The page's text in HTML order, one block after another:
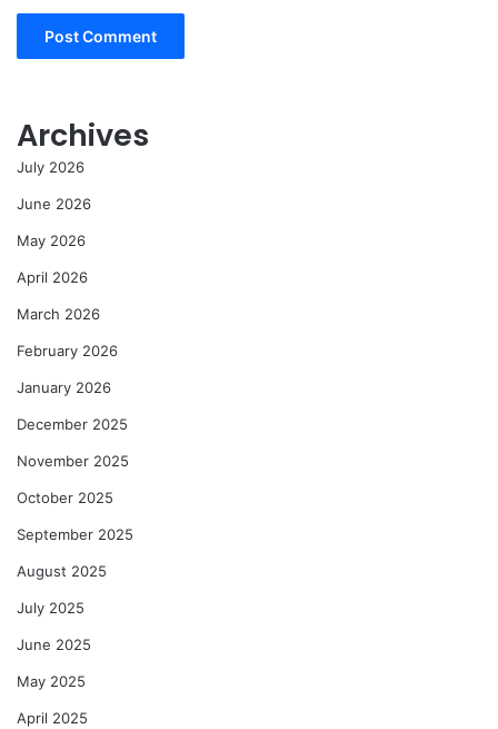
Archives
July 2026
June 2026
May 2026
April 2026
March 2026
February 2026
January 2026
December 2025
November 2025
October 2025
September 2025
August 2025
July 2025
June 2025
May 2025
April 2025